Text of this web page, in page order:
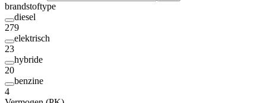
brandstoftype
diesel
279
elektrisch
23
hybride
20
benzine
4